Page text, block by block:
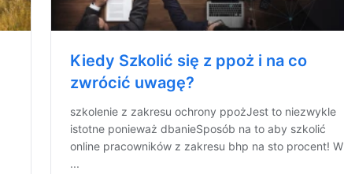
Kiedy Szkolić się z ppoż i na co
zwrócić uwagę?
szkolenie z zakresu ochrony ppożJest to niezwykle
istotne ponieważ dbanieSposób na to aby szkolić
online pracowników z zakresu bhp na sto procent! W
...